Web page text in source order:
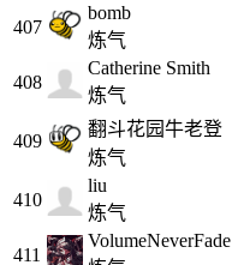
407
bomb
炼气
408
Catherine Smith
炼气
409
翻斗花园牛老登
炼气
410
liu
炼气
411
VolumeNeverFade